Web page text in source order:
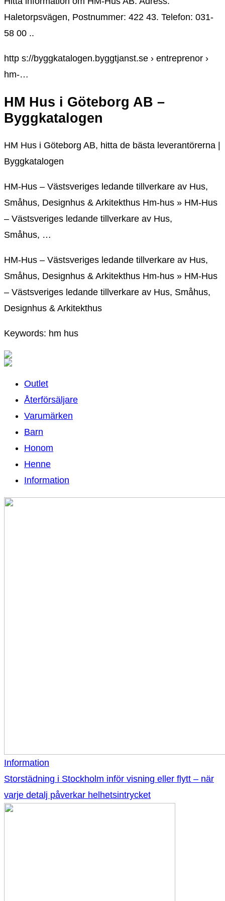
Haletorpsvägen, Postnummer: 422 43. Telefon: 031-
58 00 ..
http s://byggkatalogen.byggtjanst.se › entreprenor ›
hm-…
HM Hus i Göteborg AB –
Byggkatalogen
HM Hus i Göteborg AB, hitta de bästa leverantörerna |
Byggkatalogen
HM-Hus – Västsveriges ledande tillverkare av Hus,
Småhus, Designhus & Arkitekthus Hm-hus » HM-Hus
– Västsveriges ledande tillverkare av Hus,
Småhus, …
HM-Hus – Västsveriges ledande tillverkare av Hus,
Småhus, Designhus & Arkitekthus Hm-hus » HM-Hus
– Västsveriges ledande tillverkare av Hus, Småhus,
Designhus & Arkitekthus
Keywords: hm hus
Outlet
Återförsäljare
Varumärken
Barn
Honom
Henne
Information
Information
Storstädning i Stockholm inför visning eller flytt – när
varje detalj påverkar helhetsintrycket